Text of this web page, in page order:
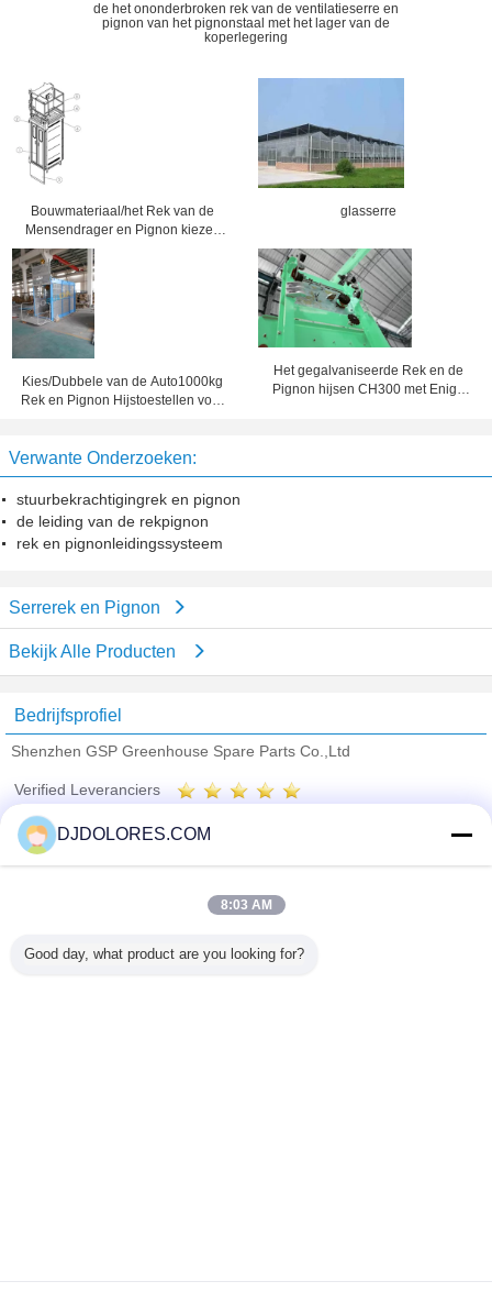
de het ononderbroken rek van de ventilatieserre en
pignon van het pignonstaal met het lager van de
koperlegering
Bouwmateriaal/het Rek van de
Mensendrager en Pignon kiezen
de Hijstoestellen CH750 750kg
glasserre
Kies/Dubbele van de Auto1000kg
Rek en Pignon Hijstoestellen voor
Het gegalvaniseerde Rek en de
Pignon hijsen CH300 met Enige
Verwante Onderzoeken:
stuurbekrachtigingrek en pignon
de leiding van de rekpignon
rek en pignonleidingssysteem
Serrerek en Pignon
Bekijk Alle Producten
Bedrijfsprofiel
Shenzhen GSP Greenhouse Spare Parts Co.,Ltd
Verified Leveranciers
Trust Seal
Alle producten
DJDOLORES.COM
8:03 AM
Good day, what product are you looking for?